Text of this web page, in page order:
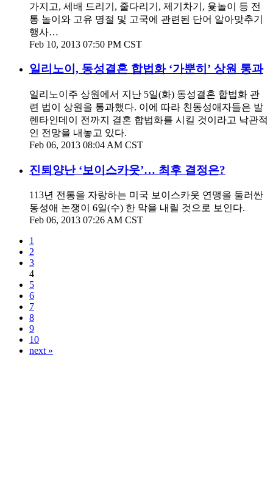
가지고, 세배 드리기, 줄다리기, 제기차기, 윷놀이 등 전
통 놀이와 고유 명절 및 고국에 관련된 단어 알아맞추기
행사…
Feb 10, 2013 07:50 PM CST
일리노이, 동성결혼 합법화 ‘가뿐히’ 상원 통과
일리노이주 상원에서 지난 5일(화) 동성결혼 합법화 관
련 법이 상원을 통과했다. 이에 따라 친동성애자들은 발
렌타인데이 전까지 결혼 합법화를 시킬 것이라고 낙관적
인 전망을 내놓고 있다.
Feb 06, 2013 08:04 AM CST
진퇴양난 ‘보이스카웃’… 최후 결정은?
113년 전통을 자랑하는 미국 보이스카웃 연맹을 둘러싼
동성애 논쟁이 6일(수) 한 막을 내릴 것으로 보인다.
Feb 06, 2013 07:26 AM CST
1
2
3
4
5
6
7
8
9
10
next »